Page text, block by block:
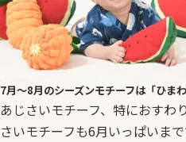
7月～8月のシーズンモチーフは「ひま
あじさいモチーフ、特におすわ
さいモチーフも6月いっぱいま